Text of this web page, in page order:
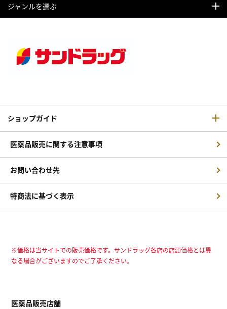
ジャンルを選ぶ
ショップガイド
医薬品販売に関する注意事項
お問い合わせ先
特商法に基づく表示
※価格は当サイトでの販売価格です。サンドラッグ各店の店頭価格とは異
なる場合がございますのでご了承ください。
医薬品販売店舗